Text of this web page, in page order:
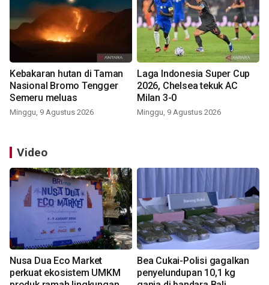
Kebakaran hutan di Taman
Nasional Bromo Tengger
Semeru meluas
Minggu, 9 Agustus 2026
Laga Indonesia Super Cup
2026, Chelsea tekuk AC
Milan 3-0
Minggu, 9 Agustus 2026
Video
Nusa Dua Eco Market
perkuat ekosistem UMKM
Bea Cukai-Polisi gagalkan
penyelundupan 10,1 kg